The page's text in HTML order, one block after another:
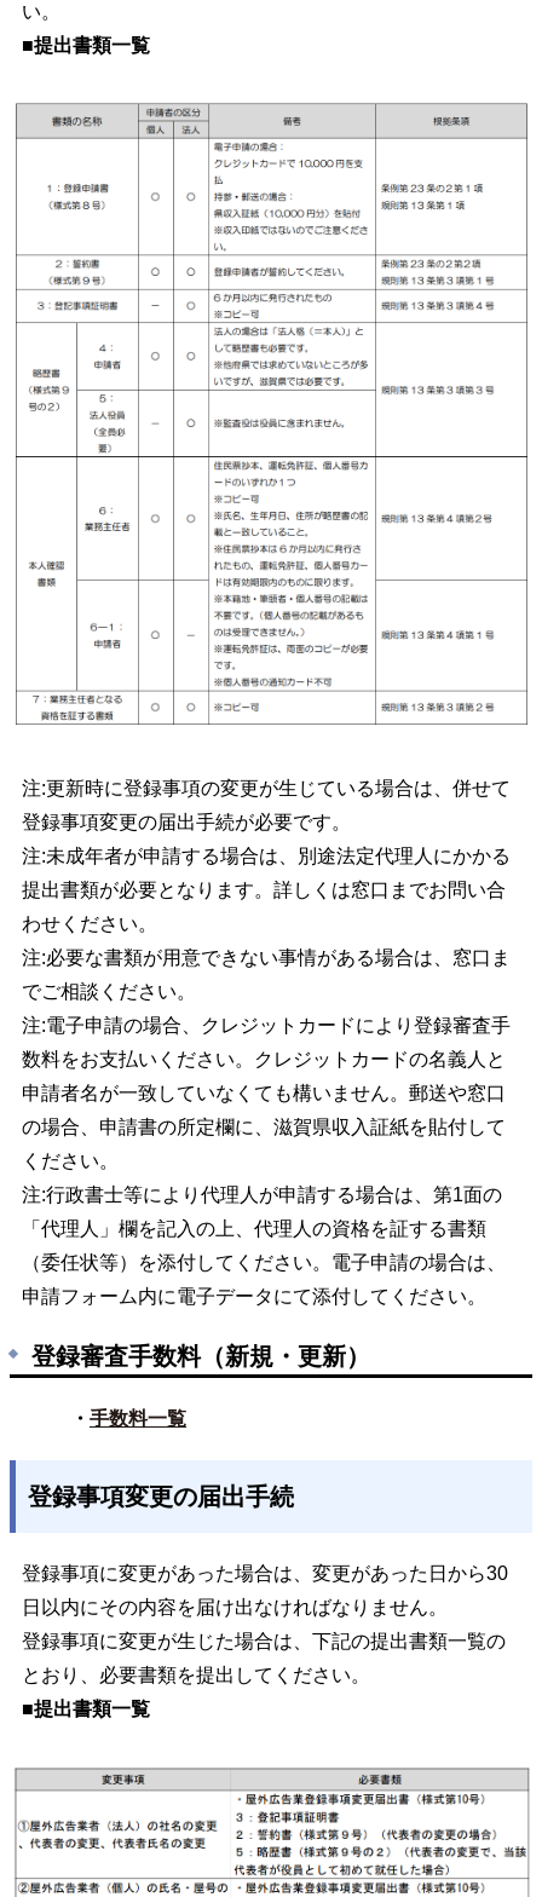
い。
■提出書類一覧
注:更新時に登録事項の変更が生じている場合は、併せて
登録事項変更の届出手続が必要です。
注:未成年者が申請する場合は、別途法定代理人にかかる
提出書類が必要となります。詳しくは窓口までお問い合
わせください。
注:必要な書類が用意できない事情がある場合は、窓口ま
でご相談ください。
注:電子申請の場合、クレジットカードにより登録審査手
数料をお支払いください。クレジットカードの名義人と
申請者名が一致していなくても構いません。郵送や窓口
の場合、申請書の所定欄に、滋賀県収入証紙を貼付して
ください。
注:行政書士等により代理人が申請する場合は、第1面の
「代理人」欄を記入の上、代理人の資格を証する書類
（委任状等）を添付してください。電子申請の場合は、
申請フォーム内に電子データにて添付してください。
登録審査手数料（新規・更新）
・ 手数料一覧
登録事項変更の届出手続
登録事項に変更があった場合は、変更があった日から30
日以内にその内容を届け出なければなりません。
登録事項に変更が生じた場合は、下記の提出書類一覧の
とおり、必要書類を提出してください。
■提出書類一覧